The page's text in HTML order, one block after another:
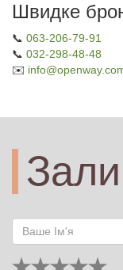
Швидке
📞 063-206-79-91
📞 032-298-48-48
✉️